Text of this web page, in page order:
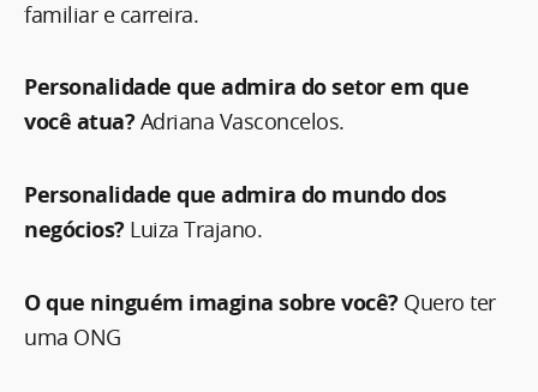
familiar e carreira.
Personalidade que admira do setor em que
você atua?Adriana Vasconcelos.
Personalidade que admira do mundo dos
negócios? Luiza Trajano.
O que ninguém imagina sobre você? Quero ter
uma ONG